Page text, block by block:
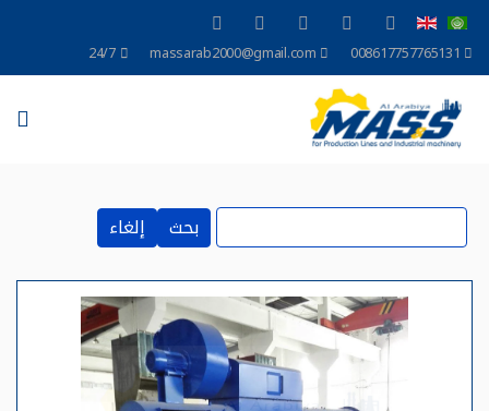
008617757765131
massarab2000@gmail.com
24/7